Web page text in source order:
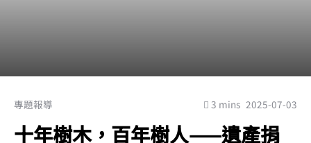
專題報導 3 mins 2025-07-03
十年樹木，百年樹人——遺產捐